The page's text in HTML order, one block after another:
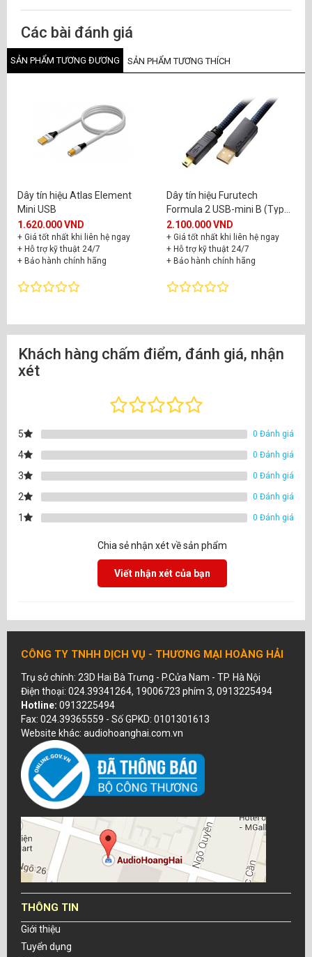
Các bài đánh giá
SẢN PHẨM TƯƠNG ĐƯƠNG SẢN PHẨM TƯƠNG THÍCH
Dây tín hiệu Atlas Element
Mini USB
1.620.000 VND
+ Giá tốt nhất khi liên hệ ngay
+ Hỗ trợ kỹ thuật 24/7
+ Bảo hành chính hãng
Dây tín hiệu Furutech
Formula 2 USB-mini B (Type
A-mini B)
2.100.000 VND
+ Giá tốt nhất khi liên hệ ngay
+ Hỗ trợ kỹ thuật 24/7
+ Bảo hành chính hãng
Khách hàng chấm điểm, đánh giá, nhận
xét
5 0 Đánh giá
4 0 Đánh giá
3 0 Đánh giá
2 0 Đánh giá
1 0 Đánh giá
Chia sẻ nhận xét về sản phẩm
Viết nhận xét của bạn
CÔNG TY TNHH DỊCH VỤ - THƯƠNG MẠI HOÀNG HẢI
Trụ sở chính: 23D Hai Bà Trưng - P.Cửa Nam - TP. Hà Nội
Điện thoại: 024.39341264, 19006723 phím 3, 0913225494
Hotline: 0913225494
Fax: 024.39365559 - Số GPKD: 0101301613
Website khác: audiohoanghai.com.vn
THÔNG TIN
Giới thiệu
Tuyển dụng